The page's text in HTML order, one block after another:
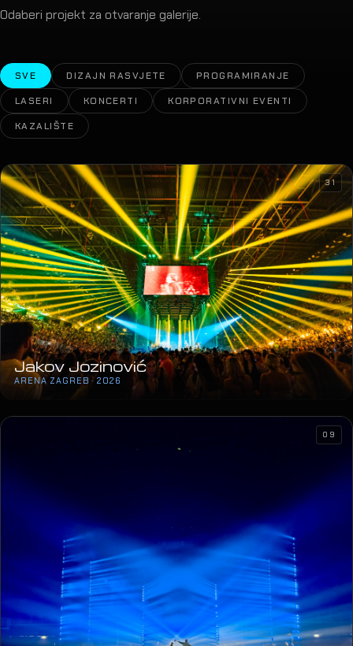
Odaberi projekt za otvaranje galerije.
SVE DIZAJN RASVJETE
PROGRAMIRANJE
LASERI
KONCERTI
KORPORATIVNI EVENTI
KAZALIŠTE
Jakov Jozinović
ARENA ZAGREB · 2026
31
09